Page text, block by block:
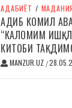
АДАБИЁТ /
АДИБ КОМИЛ
“КАЛОМИМ
КИТОБИ
MANZUR.UZ /